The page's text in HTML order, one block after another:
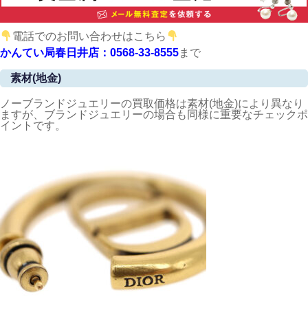
電話でのお問い合わせはこちら
かんてい局春日井店：0568-33-8555まで
素材(地金)
ノーブランドジュエリーの買取価格は素材(地金)により異なり
ますが、ブランドジュエリーの場合も同様に重要なチェックポ
イントです。